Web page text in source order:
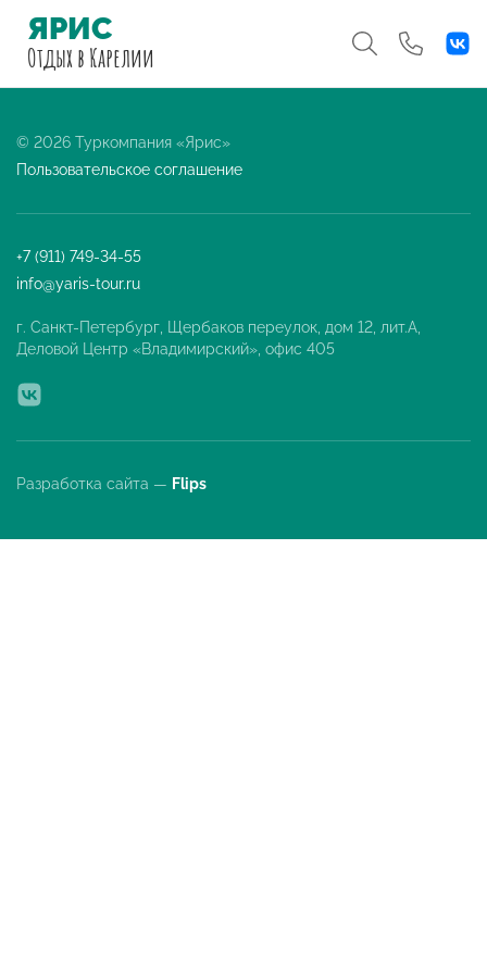
ЯРИС
Отдыхв Карелии
© 2026 Туркомпания «Ярис»
Пользовательское соглашение
+7 (911) 749-34-55
info@yaris-tour.ru
г. Санкт-Петербург, Щербаков переулок, дом 12, лит.А,
Деловой Центр «Владимирский», офис 405
Разработка сайта — Flips